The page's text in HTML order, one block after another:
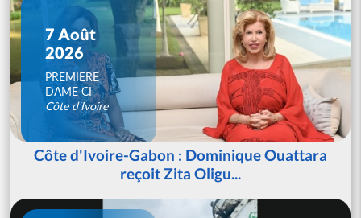
7 Août
2026
PREMIERE
DAME CI
Côte d'Ivoire
Côte d'Ivoire-Gabon : Dominique Ouattara
reçoit Zita Oligu...